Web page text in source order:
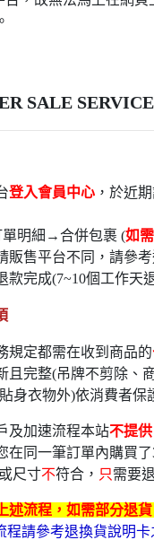
SALE SERVICE
登入會員中心 ，於近
單明細→合併包裹 (如
販售平台不同，請參
款完成(7~10個工作天
規定都需在收到商品的
完整(吊牌不剪除、商
衣物外)依消費者保
及加速流程本站不提
在同一筆訂單內購買
尺寸不符合， 只需要
述流程，如需部分退
程請參考退換貨說明